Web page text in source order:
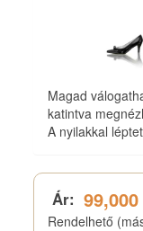
Magad
katintva
A nyilakkal
Ár:
Rendelhető